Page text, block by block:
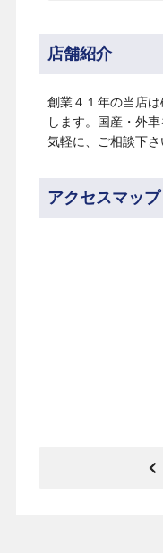
店舗紹介
創業４１年の当店
します。国産・外
気軽に、ご相談下さ
アクセスマップ